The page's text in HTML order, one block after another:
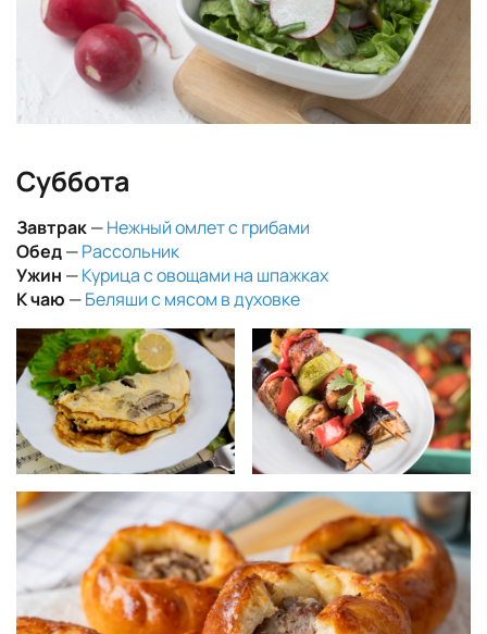
Суббота
Завтрак—Нежный омлет с грибами
Обед—Рассольник
Ужин —Курица с овощами на шпажках
К чаю —Беляши с мясом в духовке